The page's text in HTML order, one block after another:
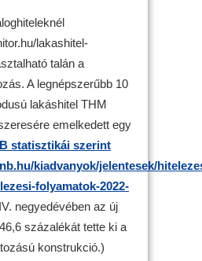
lakashitel-
talán a
A legnépszerűbb 10
lakáshitel THM
emelkedett egy
statisztikái szerint
kiadvanyok/jelentesek/
folyamatok-2022-
negyedévében az új
százalékát tette ki a
konstrukció.)